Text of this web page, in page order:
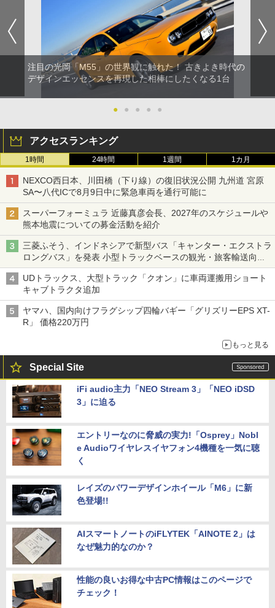
注目の光岡「M55」の世界観に触れた！ 古きよき時代の
デザインエッセンスを再現した相棒にしたくなる1台
● ● ● ● ●
アクセスランキング
1時間 24時間 1週間 1カ月
NEXCO西日本、川田橋（下り線）の復旧状況公開 九州道 宮原
SA〜八代ICで8月9日中に緊急車両を通行可能に
スーパーフォーミュラ 近藤真彦会長、2027年のスケジュールや
熊本地震についての募金活動を紹介
三菱ふそう、インドネシアで新型バス「キャンター・エクストラ
ロングバス」を発表 小型トラックベースの観光・旅客輸送向け
バス
UDトラックス、大型トラック「クオン」に車両運搬用ショート
キャブトラクタ追加
ヤマハ、国内向けフラグシップ四輪バギー「グリズリーEPS XT-
R」 価格220万円
もっと見る
Special Site
iFi audio主力「NEO Stream 3」「NEO iDSD
3」に迫る
エントリーなのに脅威の実力!「Osprey」Nobl
e Audioワイヤレスイヤフォン4機種を一気に聴
く
レイズのパワーデザインホイール「M6」に新
色登場!!
AIスマートノートのiFLYTEK「AINOTE 2」は
なぜ魅力的なのか？
性能の良いお得な中古PC情報はこのページで
チェック！